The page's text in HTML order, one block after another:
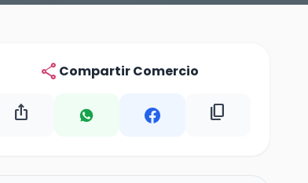
share Compartir Comercio
ios_share content_copy